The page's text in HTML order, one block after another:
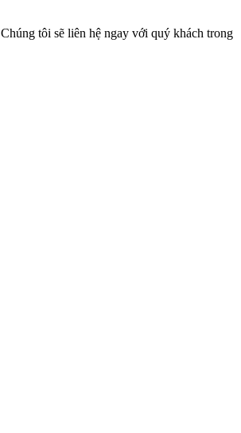
Chúng tôi sẽ liên hệ ngay với quý khách trong